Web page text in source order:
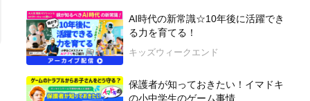
AI時代の新常識☆10年後に活躍でき
る力を育てる！
キッズウィークエンド
保護者が知っておきたい！イマドキ